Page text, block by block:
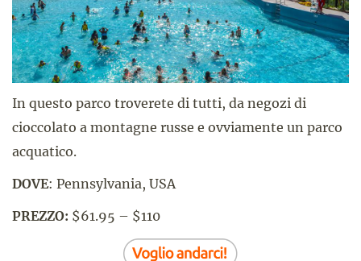
In questo parco troverete di tutti, da negozi di
cioccolato a montagne russe e ovviamente un parco
acquatico.
DOVE: Pennsylvania, USA
PREZZO: $61.95 – $110